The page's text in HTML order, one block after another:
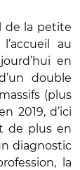
de la petite
au
en
double
(plus
2019, d’ici
de plus en
diagnostic
la